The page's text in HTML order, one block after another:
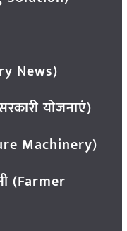
News)
योजनाएं)
Machinery)
(Farmer